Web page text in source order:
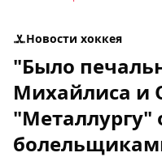
Новости хоккея
"Было
Михайлиса и